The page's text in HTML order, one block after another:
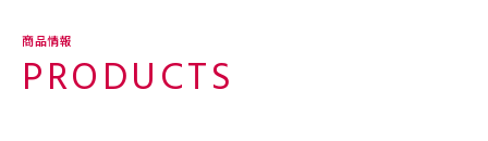
PRODUCTS
商品情報